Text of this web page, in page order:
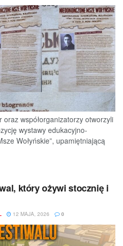
współorganizatorzy otworzyli
wystawy edukacyjno-
Wołyńskie”, upamiętniającą
który ożywi stocznię i
12 MAJA, 2026 0